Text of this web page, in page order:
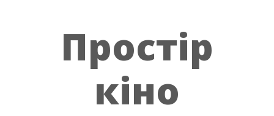
Простір
кіно